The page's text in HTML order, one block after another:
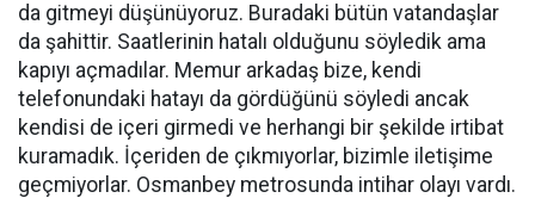
da gitmeyi düşünüyoruz. Buradaki bütün vatandaşlar
da şahittir. Saatlerinin hatalı olduğunu söyledik ama
kapıyı açmadılar. Memur arkadaş bize, kendi
telefonundaki hatayı da gördüğünü söyledi ancak
kendisi de içeri girmedi ve herhangi bir şekilde irtibat
kuramadık. İçeriden de çıkmıyorlar, bizimle iletişime
geçmiyorlar. Osmanbey metrosunda intihar olayı vardı.